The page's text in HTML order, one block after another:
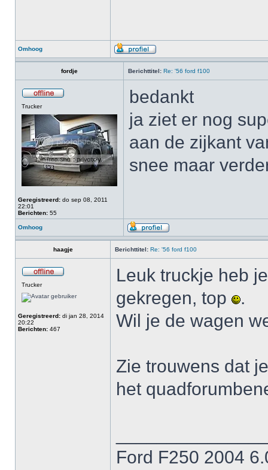
Omhoog
fordje Berichttitel: Re: '56 ford f100
Trucker
Geregistreerd: do sep 08, 2011
22:01
Berichten: 55
bedankt
ja ziet er nog
aan de zijkant
snee maar
Omhoog
haagje Berichttitel: Re: '56 ford f100
Trucker
Geregistreerd: di jan 28, 2014
20:22
Berichten: 467
Leuk truckje heb
gekregen, top
.
Wil je de wagen
Zie trouwens dat
het
Ford F250 2004